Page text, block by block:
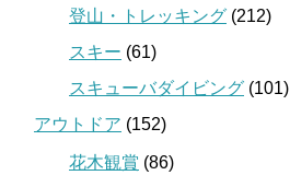
登山・トレッキング (212)
スキー (61)
スキューバダイビング (101)
アウトドア (152)
花木観賞 (86)